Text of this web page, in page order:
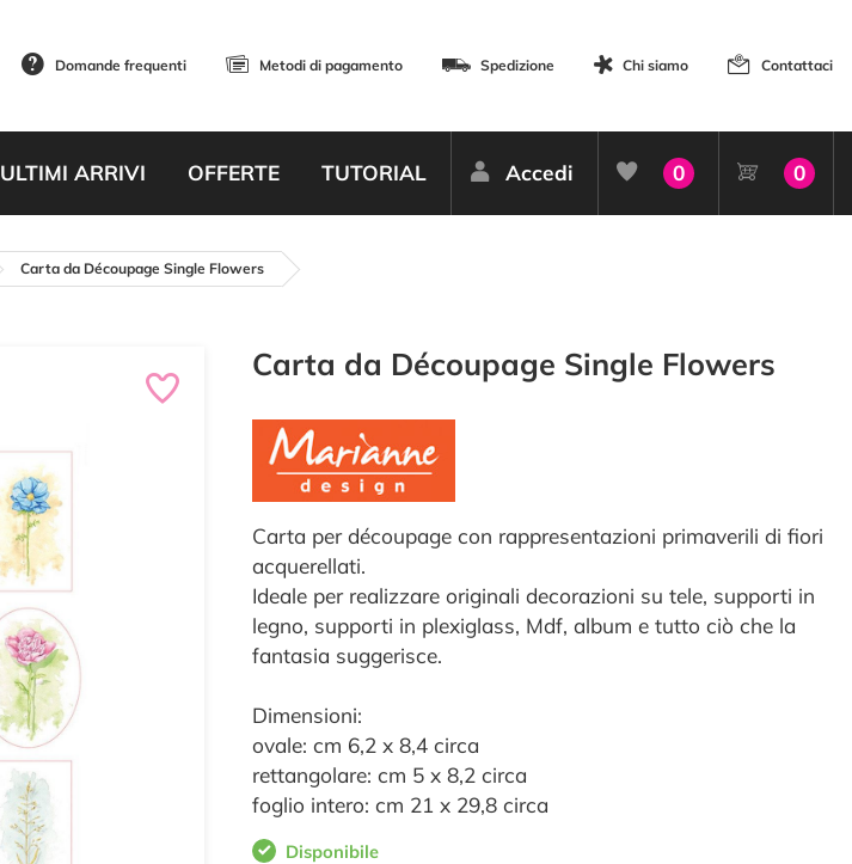
Domande frequenti Metodi di pagamento Spedizione Chi siamo Contattaci
ULTIMI ARRIVI OFFERTE TUTORIAL Accedi 0 0
Carta da Découpage Single Flowers
Carta da Découpage Single Flowers
Carta per découpage con rappresentazioni primaverili di fiori
acquerellati.
Ideale per realizzare originali decorazioni su tele, supporti in
legno, supporti in plexiglass, Mdf, album e tutto ciò che la
fantasia suggerisce.
Dimensioni:
ovale: cm 6,2 x 8,4 circa
rettangolare: cm 5 x 8,2 circa
foglio intero: cm 21 x 29,8 circa
Disponibile